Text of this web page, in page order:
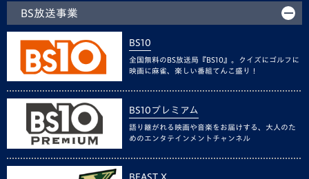
BS放送事業
BS10
全国無料のBS放送局『BS10』。クイズにゴルフに
映画に麻雀、楽しい番組てんこ盛り！
BS10プレミアム
語り継がれる映画や音楽をお届けする、大人のた
めのエンタテインメントチャンネル